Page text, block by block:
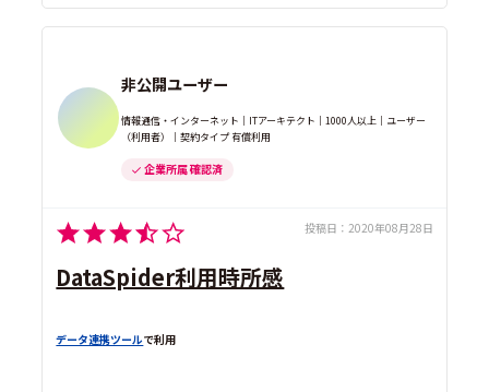
非公開ユーザー
情報通信・インターネット｜ITアーキテクト｜1000人以上｜ユーザー
（利用者）｜契約タイプ 有償利用
企業所属 確認済
投稿日： 2020年08月28日
DataSpider利用時所感
データ連携ツールで利用